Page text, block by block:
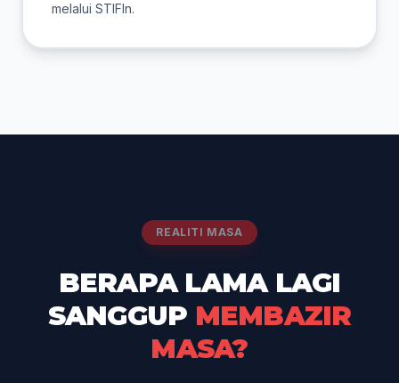
melalui STIFIn.
REALITI MASA
BERAPA LAMA LAGI
SANGGUP MEMBAZIR
MASA?